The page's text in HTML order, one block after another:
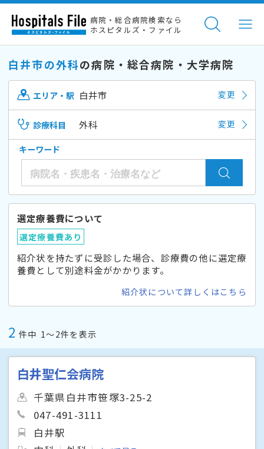
病院・総合病院検索なら
ホスピタルズ・ファイル
白井市の外科の病院・総合病院・大学病院
エリア・駅 白井市 変更
診療科目 外科 変更
キーワード
選定療養費について
選定療養費あり
紹介状を持たずに受診した場合、診療費の他に選定療
養費として別途料金がかかります。
紹介状について詳しくはこちら
2 件中 1〜2件を表示
白井聖仁会病院
千葉県白井市笹塚3-25-2
047-491-3111
白井駅